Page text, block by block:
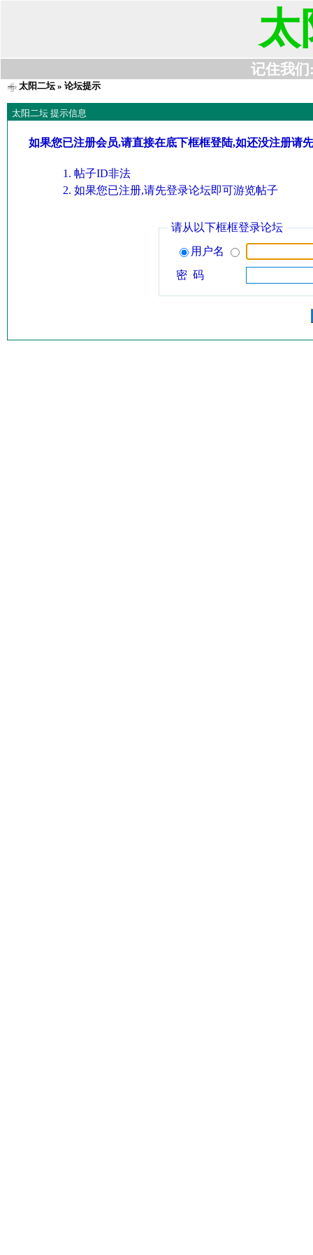
太
记住我们
太阳二坛» 论坛提示
太阳二坛 提示信息
如果您已注册会员,请直接在底下框框登陆,如还没注册请
帖子ID非法
如果您已注册,请先登录论坛即可游览帖子
请从以下框框登录论坛
用户名
密 码